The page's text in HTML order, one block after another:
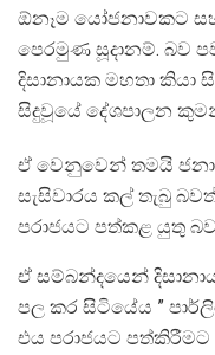
ඕනෑම යෝජනාවකට
පෙරමුණ සූදානම්. බව
දිසානායක මහතා කියා
සිදුවූයේ දේශපාලන
ඒ වෙනුවෙන් තමයි
සැසිවාරය කල් තැබු
පරාජයට පත්කළ යුතු
ඒ සම්බන්දයෙන්
පල කර සිටියේය ”
එය පරාජයට පත්කිරීමට